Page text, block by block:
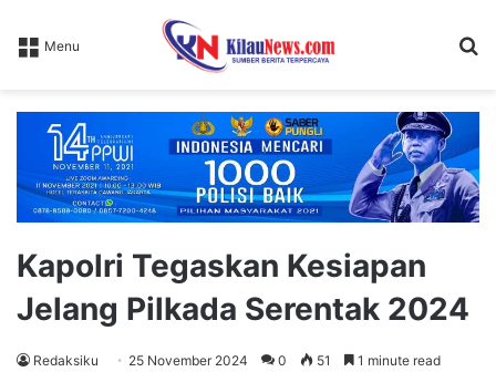
Menu
Kapolri Tegaskan Kesiapan
Jelang Pilkada Serentak 2024
Redaksiku 25 November 2024 0 51 1 minute read